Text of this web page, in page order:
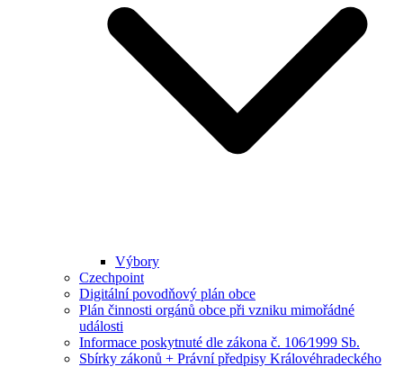
Výbory
Czechpoint
Digitální povodňový plán obce
Plán činnosti orgánů obce při vzniku mimořádné
události
Informace poskytnuté dle zákona č. 106⁄1999 Sb.
Sbírky zákonů + Právní předpisy Královéhradeckého